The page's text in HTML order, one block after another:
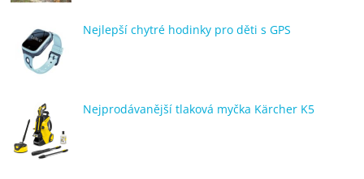
Nejlepší chytré hodinky pro děti s GPS
Nejprodávanější tlaková myčka Kärcher K5